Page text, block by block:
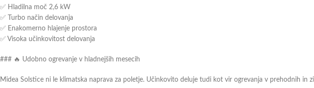
✅ Hladilna moč 2,6 kW
✅ Turbo način delovanja
✅ Enakomerno hlajenje prostora
✅ Visoka učinkovitost delovanja
### 🔥 Udobno ogrevanje v hladnejših mesecih
Midea Solstice ni le klimatska naprava za poletje. Učinkovito deluje tudi kot vir ogrevanja v prehodnih in